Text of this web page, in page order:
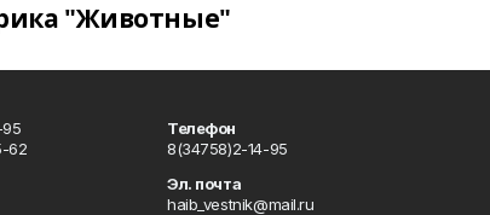
"Животные"
62
Телефон
8(34758)2-14-95
Эл. почта
haib_vestnik@mail.ru